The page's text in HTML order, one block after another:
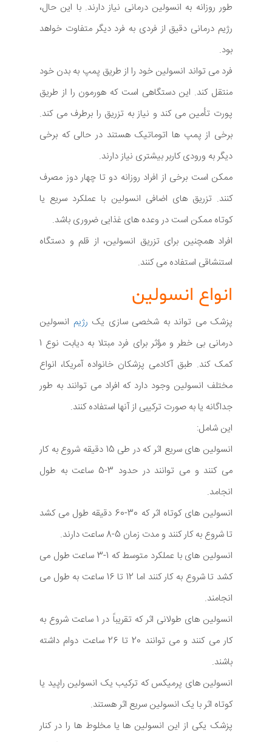
طور روزانه به انسولین درمانی نیاز دارند. با این حال،
رژیم درمانی دقیق از فردی به فرد دیگر متفاوت خواهد
بود.
فرد می تواند انسولین خود را از طریق پمپ به بدن خود
منتقل کند. این دستگاهی است که هورمون را از طریق
پورت تأمین می کند و نیاز به تزریق را برطرف می کند.
برخی از پمپ ها اتوماتیک هستند در حالی که برخی
دیگر به ورودی کاربر بیشتری نیاز دارند.
ممکن است برخی از افراد روزانه دو تا چهار دوز مصرف
کنند. تزریق های اضافی انسولین با عملکرد سریع یا
کوتاه ممکن است در وعده های غذایی ضروری باشد.
افراد همچنین برای تزریق انسولین، از قلم و دستگاه
استنشاقی استفاده می کنند.
انواع انسولین
پزشک می تواند به شخصی سازی یک رژیم انسولین
درمانی بی خطر و مؤثر برای فرد مبتلا به دیابت نوع 1
کمک کند. طبق آکادمی پزشکان خانواده آمریکا، انواع
مختلف انسولین وجود دارد که افراد می توانند به طور
جداگانه یا به صورت ترکیبی از آنها استفاده کنند.
این شامل:
انسولین های سریع اثر که در طی 15 دقیقه شروع به کار
می کنند و می توانند در حدود 3-5 ساعت به طول
انجامد.
انسولین های کوتاه اثر که 30-60 دقیقه طول می کشد
تا شروع به کار کنند و مدت زمان 5-8 ساعت دارند.
انسولین های با عملکرد متوسط که 1-3 ساعت طول می
کشد تا شروع به کار کنند اما 12 تا 16 ساعت به طول می
انجامند.
انسولین های طولانی اثر که تقریباً در 1 ساعت شروع به
کار می کنند و می توانند 20 تا 26 ساعت دوام داشته
باشند.
انسولین های پرمیکس که ترکیب یک انسولین راپید یا
کوتاه اثر با یک انسولین سریع اثر هستند.
پزشک یکی از این انسولین ها یا مخلوط ها را در کنار